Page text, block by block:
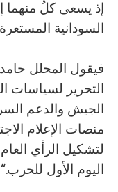
إذ يسعى كلٌ
السودانية
فيقول المحلل
التحرير
الجيش والدعم
منصات الإعلام
لتشكيل الرأي
اليوم الأول للحرب.“